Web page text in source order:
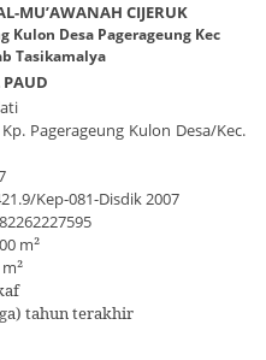
MU’AWANAH CIJERUK
Kulon Desa Pagerageung Kec
Tasikamalya
PAUD
Kulon Desa/Kec.
Kep-081-Disdik 2007
m²
²
tahun terakhir